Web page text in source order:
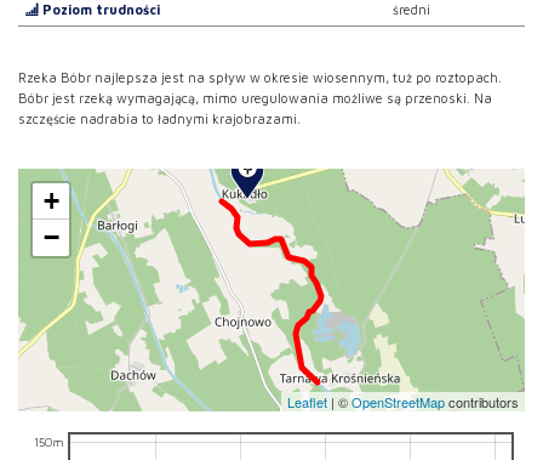
Poziom trudności średni
Rzeka Bóbr najlepsza jest na spływ w okresie wiosennym, tuż po roztopach.
Bóbr jest rzeką wymagającą, mimo uregulowania możliwe są przenoski. Na
szczęście nadrabia to ładnymi krajobrazami.
+
−
Leaflet | ©OpenStreetMapcontributors
150m